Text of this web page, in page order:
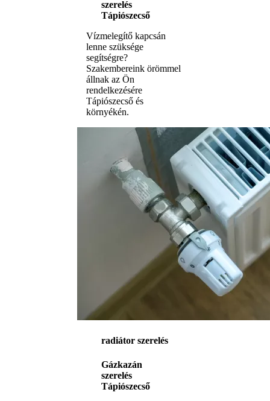
szerelés
Tápiószecső
Vízmelegítő kapcsán
lenne szüksége
segítségre?
Szakembereink örömmel
állnak az Ön
rendelkezésére
Tápiószecső és
környékén.
radiátor szerelés
Gázkazán
szerelés
Tápiószecső